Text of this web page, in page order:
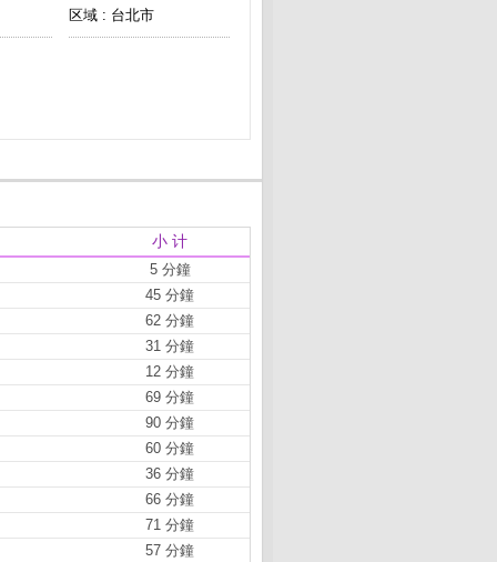
区域 : 台北市
小 计
5 分鐘
45 分鐘
62 分鐘
31 分鐘
12 分鐘
69 分鐘
90 分鐘
60 分鐘
36 分鐘
66 分鐘
71 分鐘
57 分鐘